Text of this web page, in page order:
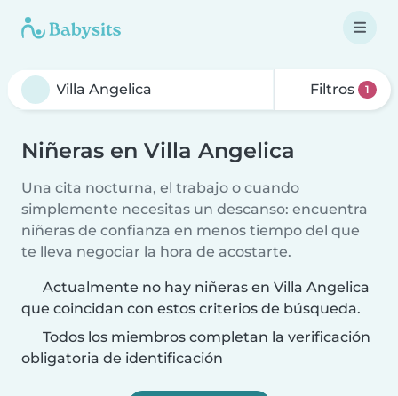
Filtros 1
Niñeras en Villa Angelica
Una cita nocturna, el trabajo o cuando
simplemente necesitas un descanso: encuentra
niñeras de confianza en menos tiempo del que
te lleva negociar la hora de acostarte.
Actualmente no hay niñeras en Villa Angelica
que coincidan con estos criterios de búsqueda.
Todos los miembros completan la verificación
obligatoria de identificación